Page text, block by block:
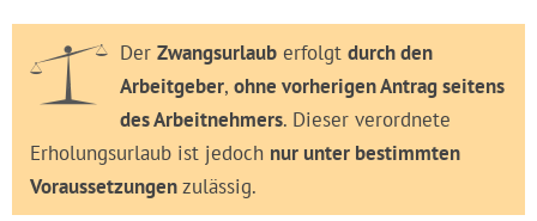
Der Zwangsurlaub erfolgt durch den
Arbeitgeber, ohne vorherigen Antrag seitens
des Arbeitnehmers. Dieser verordnete
Erholungsurlaub ist jedoch nur unter bestimmten
Voraussetzungenzulässig.